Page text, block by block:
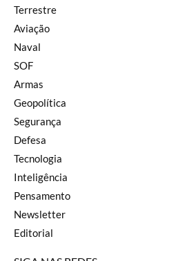
Terrestre
Aviação
Naval
SOF
Armas
Geopolítica
Segurança
Defesa
Tecnologia
Inteligência
Pensamento
Newsletter
Editorial